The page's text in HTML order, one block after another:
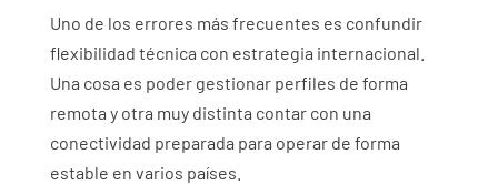
Uno de los errores más frecuentes es confundir
flexibilidad técnica con estrategia internacional.
Una cosa es poder gestionar perfiles de forma
remota y otra muy distinta contar con una
conectividad preparada para operar de forma
estable en varios países.